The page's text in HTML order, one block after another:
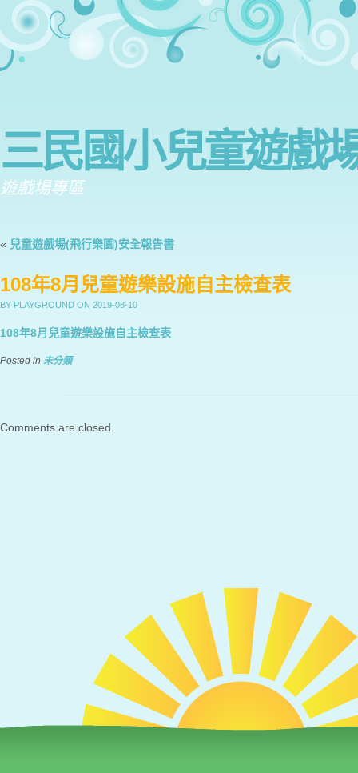
三民國小兒童遊戲
遊戲場專區
« 兒童遊戲場(飛行樂園)安全報告書
108年8月兒童遊樂設施自主檢查表
BY PLAYGROUND ON 2019-08-10
108年8月兒童遊樂設施自主檢查表
Posted in 未分類
Comments are closed.